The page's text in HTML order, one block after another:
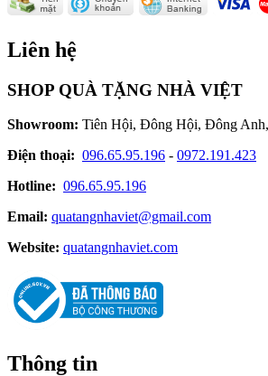
Liên hệ
SHOP QUÀ TẶNG NHÀ VIỆT
Showroom: Tiên Hội, Đông Hội, Đông
Điện thoại: 096.65.95.196 - 0972.191.423
Hotline: 096.65.95.196
Email: quatangnhaviet@gmail.com
Website: quatangnhaviet.com
Thông tin